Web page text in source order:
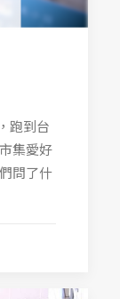
跑到台
集愛好
問了什